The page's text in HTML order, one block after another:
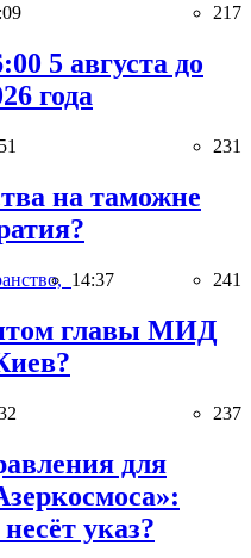
217
5 августа до
года
231
на таможне
14:37 241
главы МИД
237
для
указ?